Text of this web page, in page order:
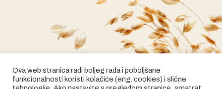
Ova web stranica radi boljeg rada i poboljšane
funkcionalnosti koristi kolačiće (eng. cookies) i slične